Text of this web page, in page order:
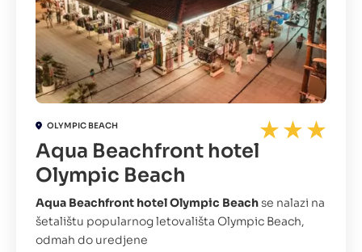
OLYMPIC BEACH
Aqua Beachfront hotel
Olympic Beach
Aqua Beachfront hotel Olympic Beachse nalazi na
šetalištu popularnog letovališta Olympic Beach,
odmah do uredjene